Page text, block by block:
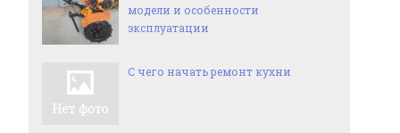
модели и особенности
эксплуатации
С чего начать ремонт кухни